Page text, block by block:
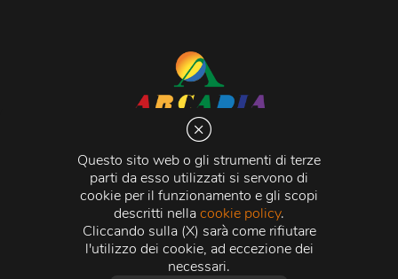
Questo sito web o gli strumenti di terze
parti da esso utilizzati si servono di
cookie per il funzionamento e gli scopi
descritti nellacookie policy.
Cliccando sulla (X) sarà come rifiutare
l'utilizzo dei cookie, ad eccezione dei
necessari.
Via Martiri della Libertà 20066 Melzo (MI)
C.C.I.A.A. - R.E.A di Milano n. 1427910
Registro delle Imprese di Milano n. 338392 -
Fiscale e Partita Iva11015840157 | Capitale Sociale
500.000,00 i.v.
Credits:Crea Informatica S.r.l. 2026 © Tutti i diritti
riservati.